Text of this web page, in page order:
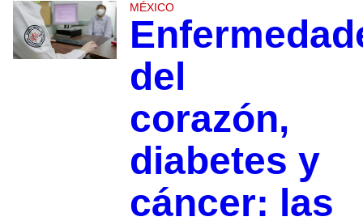
MÉXICO
del
corazón,
diabetes y
cáncer: las